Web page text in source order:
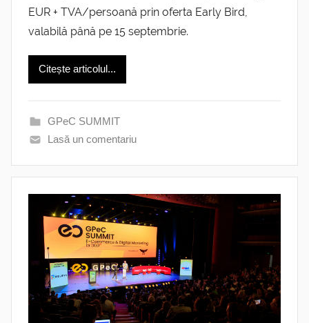
EUR + TVA/persoană prin oferta Early Bird,
valabilă până pe 15 septembrie.
Citește articolul...
GPeC SUMMIT
Lasă un comentariu